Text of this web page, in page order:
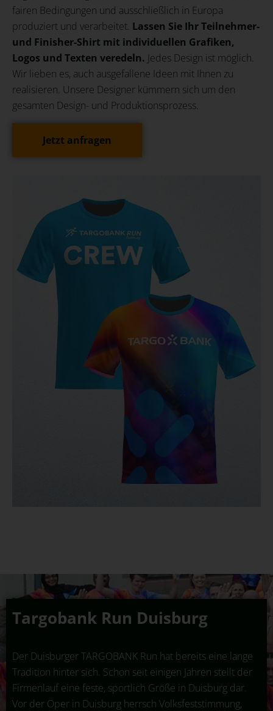
fairen Bedingungen und ausschließlich in Europa
produziert und verarbeitet. Lassen Sie Ihr Teilnehmer-
und Finisher-Shirt mit individuellen Grafiken,
Logos und Texten veredeln. Jedes Design ist möglich.
Wir lieben es, auch ausgefallene Ideen mit Ihnen zu
realisieren. Unsere Designer kümmern sich um den
gesamten Design- und Produktionsprozess.
Jetzt anfragen
Targobank Run Duisburg
Der Duisburger TARGOBANK Run hat bereits eine lange
Tradition hinter sich. Schon seit einigen Jahren stellt der
Firmenlauf eine feste, sportlich Größe in Duisburg dar.
Vor der Oper in Duisburg herrsch Volksfeststimmung,